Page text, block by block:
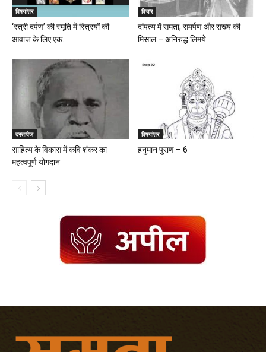
विषयांतर
‘स्त्री दर्पण’ की स्मृति में स्त्रियों की
आवाज के लिए एक...
विचार
दांपत्य में समता, समर्पण और सख्य की
मिसाल – अनिरुद्ध लिमये
दस्तावेज
साहित्य के विकास में कवि शंकर का
महत्वपूर्ण योगदान
विषयांतर
हनुमान पुराण – 6